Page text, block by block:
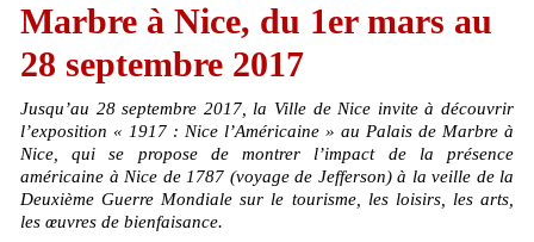
Marbre à Nice, du 1er mars au
28 septembre 2017
Jusqu’au 28 septembre 2017, la Ville de Nice invite à découvrir
l’exposition « 1917 : Nice l’Américaine » au Palais de Marbre à
Nice, qui se propose de montrer l’impact de la présence
américaine à Nice de 1787 (voyage de Jefferson) à la veille de la
Deuxième Guerre Mondiale sur le tourisme, les loisirs, les arts,
les œuvres de bienfaisance.